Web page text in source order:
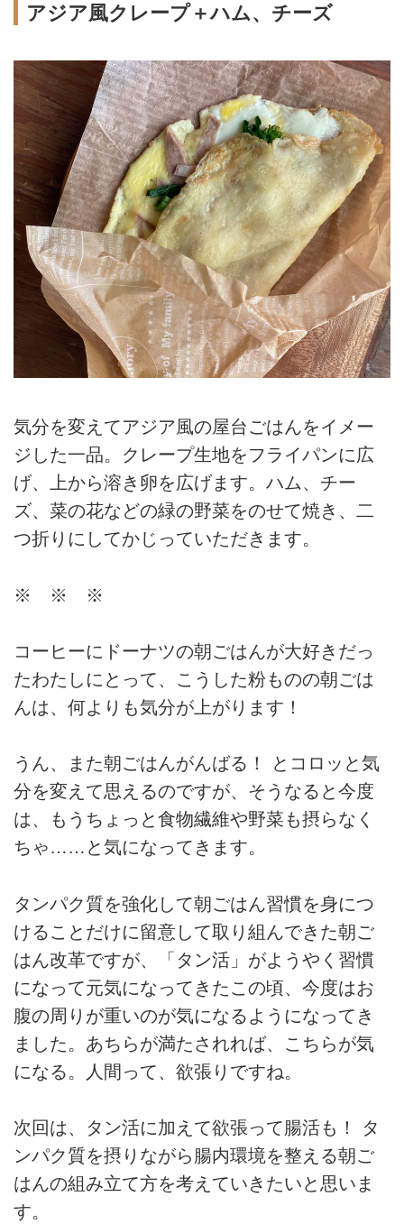
アジア風クレープ＋ハム、チーズ
気分を変えてアジア風の屋台ごはんをイメー
ジした一品。クレープ生地をフライパンに広
げ、上から溶き卵を広げます。ハム、チー
ズ、菜の花などの緑の野菜をのせて焼き、二
つ折りにしてかじっていただきます。
※ ※ ※
コーヒーにドーナツの朝ごはんが大好きだっ
たわたしにとって、こうした粉ものの朝ごは
んは、何よりも気分が上がります！
うん、また朝ごはんがんばる！ とコロッと気
分を変えて思えるのですが、そうなると今度
は、もうちょっと食物繊維や野菜も摂らなく
ちゃ……と気になってきます。
タンパク質を強化して朝ごはん習慣を身につ
けることだけに留意して取り組んできた朝ご
はん改革ですが、「タン活」がようやく習慣
になって元気になってきたこの頃、今度はお
腹の周りが重いのが気になるようになってき
ました。あちらが満たされれば、こちらが気
になる。人間って、欲張りですね。
次回は、タン活に加えて欲張って腸活も！ タ
ンパク質を摂りながら腸内環境を整える朝ご
はんの組み立て方を考えていきたいと思いま
す。